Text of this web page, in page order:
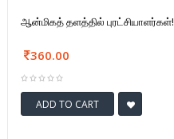
ஆன்மிகத் தளத்தில் புரட்சியாளர்கள்!
360.00
ADD TO CART